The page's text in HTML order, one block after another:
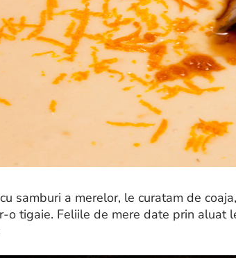
samburi a merelor, le curatam de
o tigaie. Feliile de mere date prin aluat